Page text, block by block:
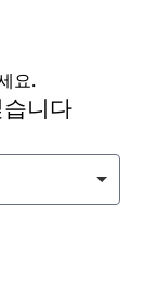
요.
니다